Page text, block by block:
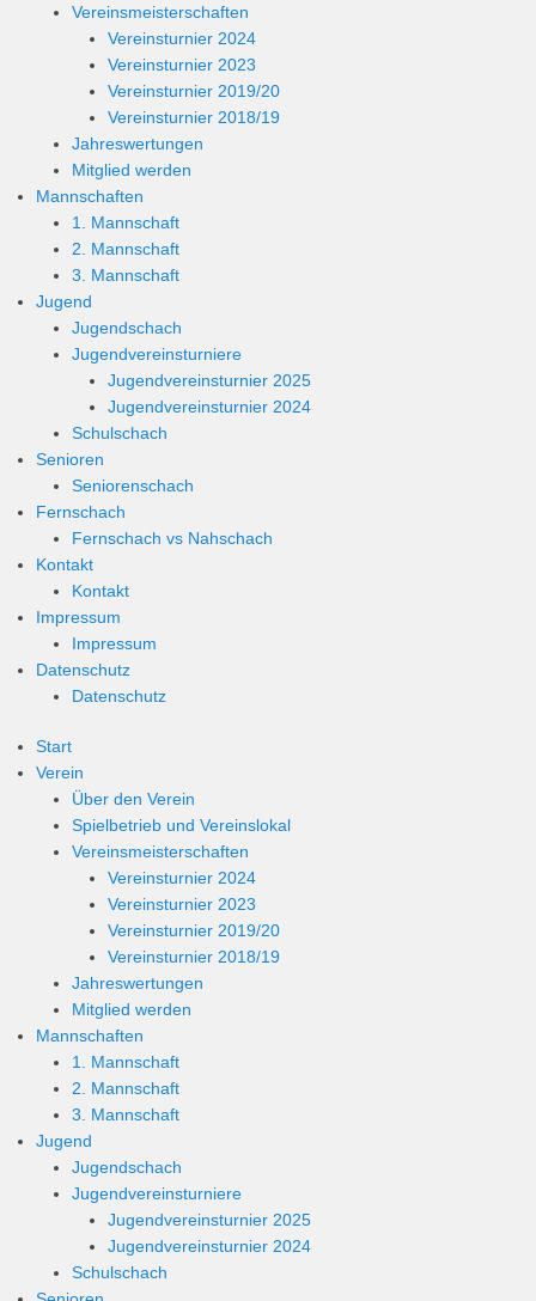
n
Vereinsmeisterschaften
Vereinsturnier 2024
Vereinsturnier 2023
Vereinsturnier 2019/20
Vereinsturnier 2018/19
Jahreswertungen
Mitglied werden
Mannschaften
1. Mannschaft
2. Mannschaft
3. Mannschaft
Jugend
Jugendschach
Jugendvereinsturniere
Jugendvereinsturnier 2025
Jugendvereinsturnier 2024
Schulschach
Senioren
Seniorenschach
Fernschach
Fernschach vs Nahschach
Kontakt
Kontakt
Impressum
Impressum
Datenschutz
Datenschutz
Start
Verein
Über den Verein
Spielbetrieb und Vereinslokal
Vereinsmeisterschaften
Vereinsturnier 2024
Vereinsturnier 2023
Vereinsturnier 2019/20
Vereinsturnier 2018/19
Jahreswertungen
Mitglied werden
Mannschaften
1. Mannschaft
2. Mannschaft
3. Mannschaft
Jugend
Jugendschach
Jugendvereinsturniere
Jugendvereinsturnier 2025
Jugendvereinsturnier 2024
Schulschach